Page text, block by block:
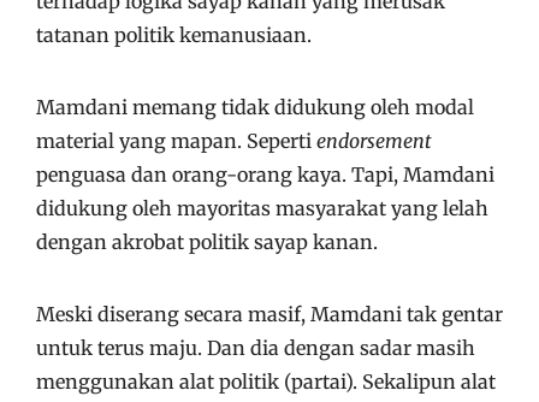
tatanan politik kemanusiaan.
Mamdani memang tidak didukung oleh modal
material yang mapan. Seperti endorsement
penguasa dan orang-orang kaya. Tapi, Mamdani
didukung oleh mayoritas masyarakat yang lelah
dengan akrobat politik sayap kanan.
Meski diserang secara masif, Mamdani tak gentar
untuk terus maju. Dan dia dengan sadar masih
menggunakan alat politik (partai). Sekalipun alat